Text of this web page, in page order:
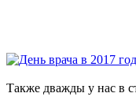
Также дважды у нас в